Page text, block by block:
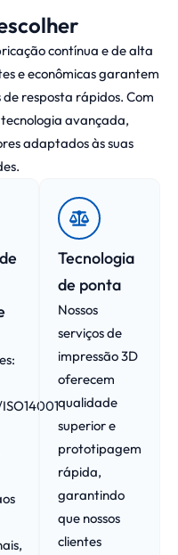
contínua e de alta
e econômicas garantem
resposta rápidos. Com
avançada,
adaptados às suas
Tecnologia
de ponta
Nossos
serviços de
impressão 3D
oferecem
qualidade
superior e
prototipagem
rápida,
garantindo
que nossos
clientes